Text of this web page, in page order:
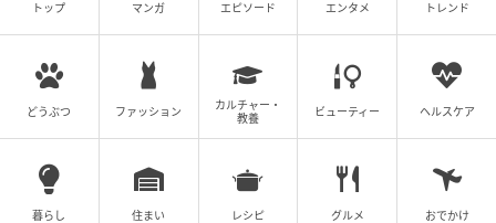
食感と、瑞々しい餡の風味を最大限に楽しむことがで
きる。
微笑庵について
トップ マンガ エピソード エンタメ トレンド
どうぶつ ファッション
カルチャー・
教養
ビューティー ヘルスケア
暮らし 住まい レシピ グルメ おでかけ